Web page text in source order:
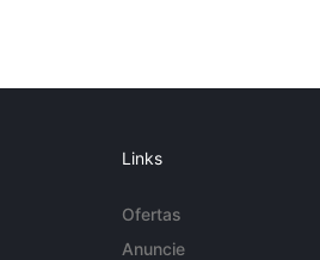
Links
Ofertas
Anuncie